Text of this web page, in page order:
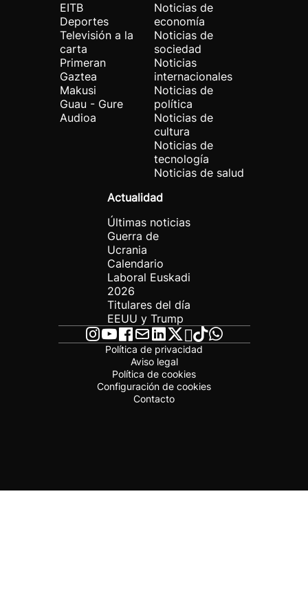
EITB
Deportes
Televisión a la
carta
Primeran
Gaztea
Makusi
Guau - Gure
Audioa
Noticias de
economía
Noticias de
sociedad
Noticias
internacionales
Noticias de
política
Noticias de
cultura
Noticias de
tecnología
Noticias de salud
Actualidad
Últimas noticias
Guerra de
Ucrania
Calendario
Laboral Euskadi
2026
Titulares del día
EEUU y Trump
Política de privacidad
Aviso legal
Política de cookies
Configuración de cookies
Contacto